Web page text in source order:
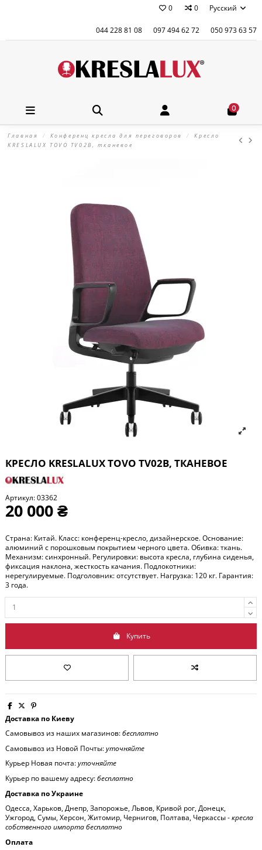
0 0 Русский
044 228 81 08 097 494 62 72 050 973 63 57
0
Главная Конференц кресла для переговоров
Кресло
KRESLALUX TOVO TV02B, тканевое
КРЕСЛО KRESLALUX TOVO TV02B, ТКАНЕВОЕ
Артикул:03362
20 000 ₴
Страна: Китай. Класс: конференц-кресло, дизайнерское. Основание:
алюминий с порошковым покрытием черного цвета. Обивка: ткань.
Механизм: синхронный. Регулировки: высота кресла, глубина сиденья,
фиксация наклона, жесткость качания. Подлокотники:
нерегулируемые. Подголовник: отсутствует. Нагрузка: 120 кг. Гарантия:
3 года.
Купить
Доставка по Киеву
Самовывоз из наших магазинов:бесплатно
Самовывоз из Новой Почты:уточняйте
Курьер Новая почта:уточняйте
Курьер по вашему адресу:бесплатно
Доставка по Украине
Одесса, Харьков, Днепр, Запорожье, Львов, Кривой рог, Донецк,
Ужгород, Сумы, Херсон, Житомир, Чернигов, Полтава, Черкассы -кресла
собственного импорта бесплатно
Оплата